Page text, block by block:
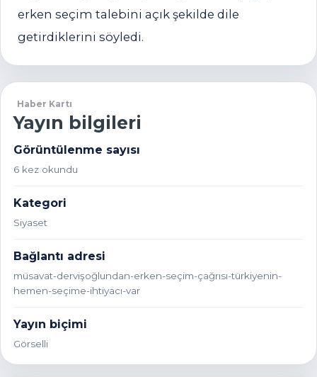
erken seçim talebini açık şekilde dile
getirdiklerini söyledi.
Haber Kartı
Yayın bilgileri
Görüntülenme sayısı
6 kez okundu
Kategori
Siyaset
Bağlantı adresi
müsavat-dervişoğlundan-erken-seçim-çağrısı-türkiyenin-
hemen-seçime-ihtiyacı-var
Yayın biçimi
Görselli